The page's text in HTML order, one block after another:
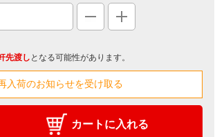
先渡し となる可能性があります。
カートに入れる